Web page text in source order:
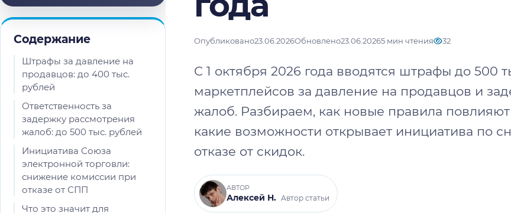
Опубликовано23.06.2026Обновлено23.06.20265 мин чтения 32
С 1 октября 2026 года вводятся штрафы до 500
маркетплейсов за давление на продавцов и
жалоб. Разбираем, как новые правила
какие возможности открывает инициатива по
отказе от скидок.
АВТОР
Алексей Н. Автор статьи
Содержание
Штрафы за давление на
продавцов: до 400 тыс.
рублей
Ответственность за
задержку рассмотрения
жалоб: до 500 тыс. рублей
Инициатива Союза
электронной торговли:
снижение комиссии при
отказе от СПП
Что это значит для